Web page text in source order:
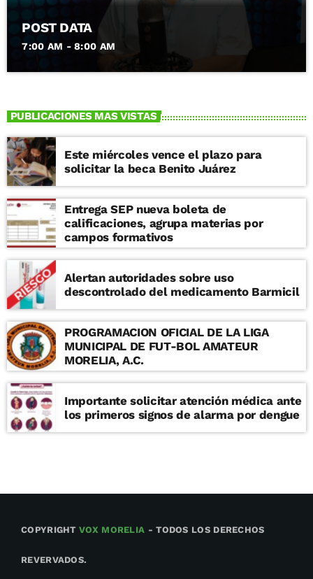
POST DATA
7:00 AM - 8:00 AM
PUBLICACIONES MAS VISTAS
Este miércoles vence el plazo para
solicitar la beca Benito Juárez
Entrega SEP nueva boleta de
calificaciones, agrupa materias por
campos formativos
Alertan autoridades sobre uso
descontrolado del medicamento Barmicil
PROGRAMACION OFICIAL DE LA LIGA
MUNICIPAL DE FUT-BOL AMATEUR
MORELIA, A.C.
Importante solicitar atención médica ante
los primeros signos de alarma por dengue
COPYRIGHTVOX MORELIA - TODOS LOS DERECHOS
REVERVADOS.